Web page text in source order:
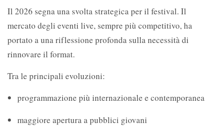
Il 2026 segna una svolta strategica per il festival. Il
mercato degli eventi live, sempre più competitivo, ha
portato a una riflessione profonda sulla necessità di
rinnovare il format.
Tra le principali evoluzioni:
programmazione più internazionale e contemporanea
maggiore apertura a pubblici giovani